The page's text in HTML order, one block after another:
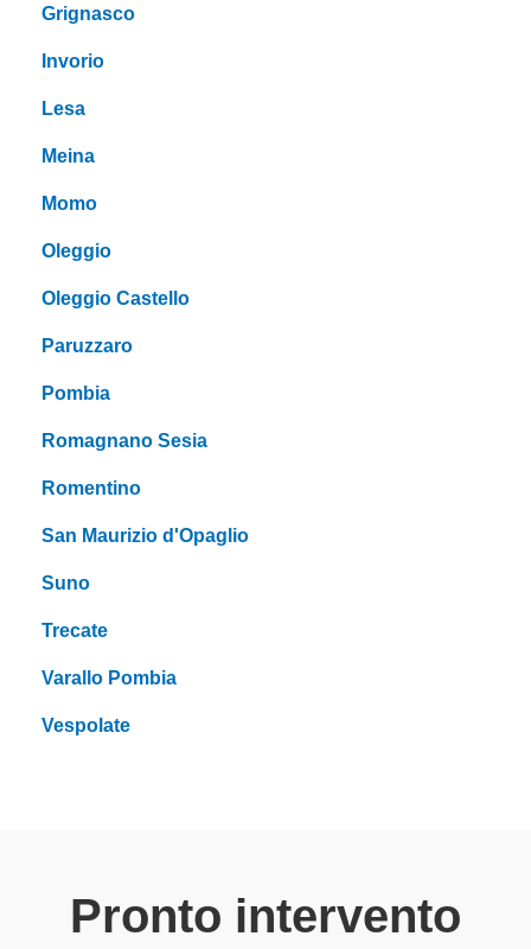
Grignasco
Invorio
Lesa
Meina
Momo
Oleggio
Oleggio Castello
Paruzzaro
Pombia
Romagnano Sesia
Romentino
San Maurizio d'Opaglio
Suno
Trecate
Varallo Pombia
Vespolate
Pronto intervento